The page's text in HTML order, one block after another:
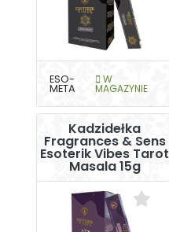
ESO-
META
W
MAGAZYNIE
Kadzidełka
Fragrances & Sens
Esoterik Vibes Tarot
Masala 15g